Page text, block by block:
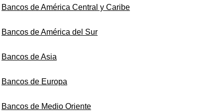
Bancos de América Central y Caribe
Bancos de América del Sur
Bancos de Asia
Bancos de Europa
Bancos de Medio Oriente